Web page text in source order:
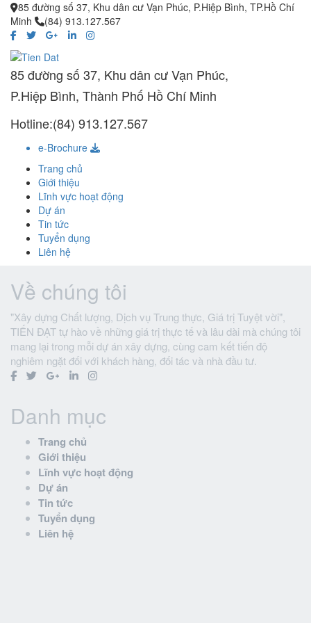
85 đường số 37, Khu dân cư Vạn Phúc, P.Hiệp Bình, TP.Hồ Chí
Minh
(84) 913.127.567
85 đường số 37, Khu dân cư Vạn Phúc,
P.Hiệp Bình, Thành Phố Hồ Chí Minh
Hotline:(84) 913.127.567
e-Brochure
Trang chủ
Giới thiệu
Lĩnh vực hoạt động
Dự án
Tin tức
Tuyển dụng
Liên hệ
Về chúng tôi
"Xây dựng Chất lượng, Dịch vụ Trung thực, Giá trị Tuyệt vời",
TIẾN ĐẠT tự hào về những giá trị thực tế và lâu dài mà chúng tôi
mang lại trong mỗi dự án xây dựng, cùng cam kết tiến độ
nghiêm ngặt đối với khách hàng, đối tác và nhà đầu tư.
Danh mục
Trang chủ
Giới thiệu
Lĩnh vực hoạt động
Dự án
Tin tức
Tuyển dụng
Liên hệ